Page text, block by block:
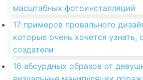
масштабных фотоинсталляций
17 примеров провального
которые очень хочется узнать,
создатели
16 абсурдных образов от